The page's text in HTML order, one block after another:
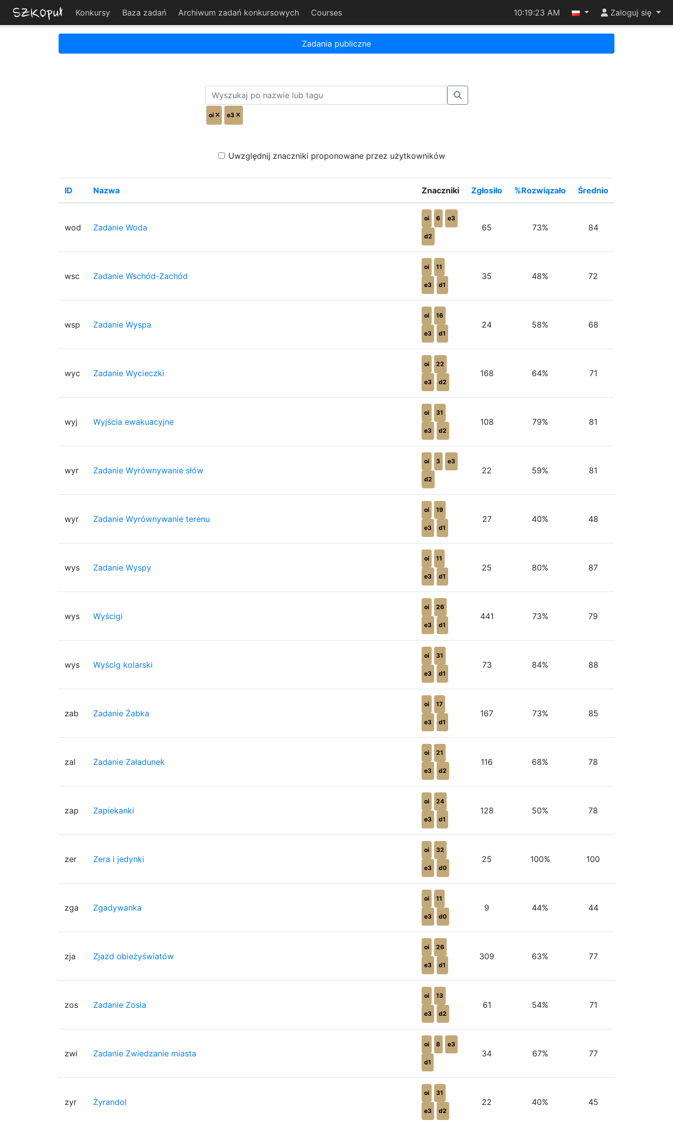
Konkursy Baza zadań Archiwum zadań konkursowych Courses 10:19:23 AM Zaloguj się
Zadania publiczne
oi e3
Uwzględnij znaczniki proponowane przez użytkowników
ID Nazwa Znaczniki Zgłosiło %Rozwiązało Średnio
wod Zadanie Woda
oi 6 e3
d2
65 73% 84
wsc Zadanie Wschód-Zachód
oi 11
e3 d1
35 48% 72
wsp Zadanie Wyspa
oi 16
e3 d1
24 58% 68
wyc Zadanie Wycieczki
oi 22
e3 d2
168 64% 71
wyj Wyjścia ewakuacyjne
oi 31
e3 d2
108 79% 81
wyr Zadanie Wyrównywanie słów
oi 3 e3
d2
22 59% 81
wyr Zadanie Wyrównywanie terenu
oi 19
e3 d1
27 40% 48
wys Zadanie Wyspy
oi 11
e3 d1
25 80% 87
wys Wyścigi
oi 26
e3 d1
441 73% 79
wys Wyścig kolarski
oi 31
e3 d1
73 84% 88
zab Zadanie Żabka
oi 17
e3 d1
167 73% 85
zal Zadanie Załadunek
oi 21
e3 d2
116 68% 78
zap Zapiekanki
oi 24
e3 d1
128 50% 78
zer Zera i jedynki
oi 32
e3 d0
25 100% 100
zga Zgadywanka
oi 11
e3 d0
9 44% 44
zja Zjazd obieżyświatów
oi 26
e3 d1
309 63% 77
zos Zadanie Zosia
oi 13
e3 d2
61 54% 71
zwi Zadanie Zwiedzanie miasta
oi 8 e3
d1
34 67% 77
zyr Żyrandol
oi 31
e3 d2
22 40% 45